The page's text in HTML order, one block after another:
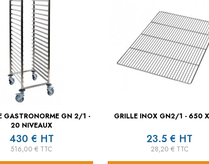
GASTRONORME GN 2/1 -
20 NIVEAUX
430 € HT
516,00 € TTC
GRILLE INOX GN2/1 - 650
23.5 € HT
28,20 € TTC